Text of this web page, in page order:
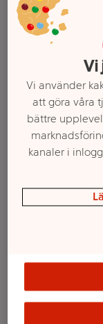
Asia
Vi
Vi använder
att göra våra
bättre
kanaler i